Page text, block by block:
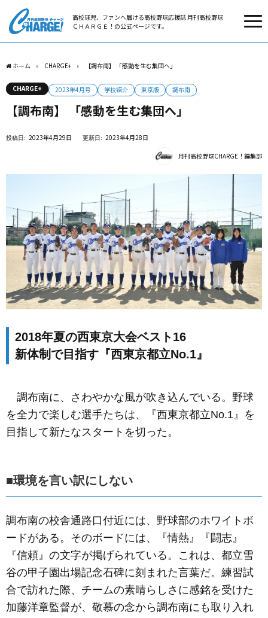
高校球児、ファンへ届ける高校野球応援誌 月刊高校野球
ＣＨＡＲＧＥ！の公式ページです。
ホーム CHARGE+ 【調布南】 「感動を生む集団へ」
CHARGE+ 2023年4月号 学校紹介 東京版 調布南
【調布南】 「感動を生む集団へ」
2023年4月29日 2023年4月28日
月刊高校野球CHARGE！編集部
2018年夏の西東京大会ベスト16
新体制で目指す『西東京都立No.1』
調布南に、さわやかな風が吹き込んでいる。野球
を全力で楽しむ選手たちは、『西東京都立No.1』を
目指して新たなスタートを切った。
■環境を言い訳にしない
調布南の校舎通路口付近には、野球部のホワイトボ
ードがある。そのボードには、『情熱』『闘志』
『信頼』の文字が掲げられている。これは、都立雪
谷の甲子園出場記念石碑に刻まれた言葉だ。練習試
合で訪れた際、チームの素晴らしさに感銘を受けた
加藤洋章監督が、敬慕の念から調布南にも取り入れ